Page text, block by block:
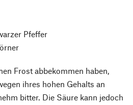
Pfeffer
Frost abbekommen haben,
ihres hohen Gehalts an
bitter. Die Säure kann jedoch